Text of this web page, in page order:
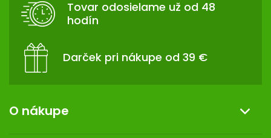
Tovar odosielame už od 48
hodín
Darček pri nákupe od 39 €
O nákupe